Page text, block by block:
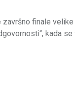
završno finale
kada